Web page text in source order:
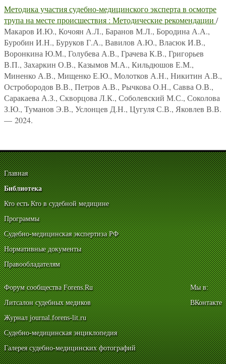
Методика участия судебно-медицинского эксперта в осмотре
трупа на месте происшествия : Методические рекомендации /
Макаров И.Ю., Кочоян А.Л., Баранов М.Л., Бородина А.А.,
Буробин И.Н., Буруков Г.А., Вавилов А.Ю., Власюк И.В.,
Воронкина Ю.М., Голубева А.В., Грачева К.В., Григорьев
В.П., Захаркин О.В., Казымов М.А., Кильдюшов Е.М.,
Миненко А.В., Мищенко Е.Ю., Молотков А.Н., Никитин А.В.,
Остробородов В.В., Петров А.В., Рычкова О.Н., Савва О.В.,
Саракаева А.З., Скворцова Л.К., Соболевский М.С., Соколова
З.Ю., Туманов Э.В., Услонцев Д.Н., Цугуля С.В., Яковлев В.В.
— 2024.
Главная
Библиотека
Кто есть Кто в судебной медицине
Программы
Судебно-медицинская экспертиза РФ
Нормативные документы
Правообладателям
Форум сообщества Forens.Ru
Литсалон судебных медиков
Журнал journal.forens-lit.ru
Судебно-медицинская энциклопедия
Галерея судебно-медицинских фотографий
Мы в:
ВКонтакте